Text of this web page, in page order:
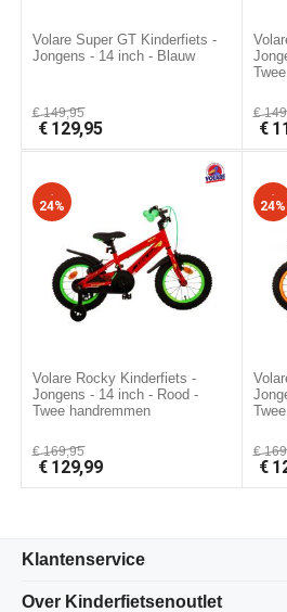
Volare Super GT Kinderfiets -
Jongens - 14 inch - Blauw
€149,95
€ 129,95
€
€
-
24%
Volare Rocky Kinderfiets -
Jongens - 14 inch - Rood -
Twee handremmen
€169,95
€ 129,99
-
24%
€
€
Klantenservice
Over Kinderfietsenoutlet